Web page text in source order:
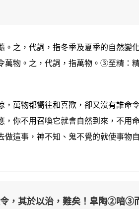
。之，代詞，指冬季及夏季的自然變
萬物。之，代詞，指萬物。③至精：
，萬物都嚮往和喜歡，卻又沒有誰命
，你不用召喚它就會自然到來，不用
做這事，神不知、鬼不覺的就使事物
，其於以治，難矣！皐陶②喑③